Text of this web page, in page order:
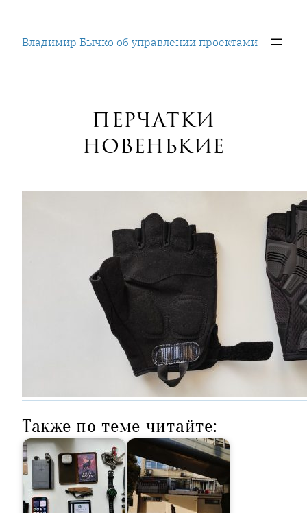
содержимому
Владимир Бычко об управлении проектами
перчатки
новенькие
Также по теме читайте: